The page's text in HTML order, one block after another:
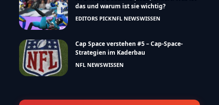
das und warum ist sie wichtig?
EDITORS PICKNFL NEWSWISSEN
Cap Space verstehen #5 – Cap-Space-
Strategien im Kaderbau
NFL NEWSWISSEN